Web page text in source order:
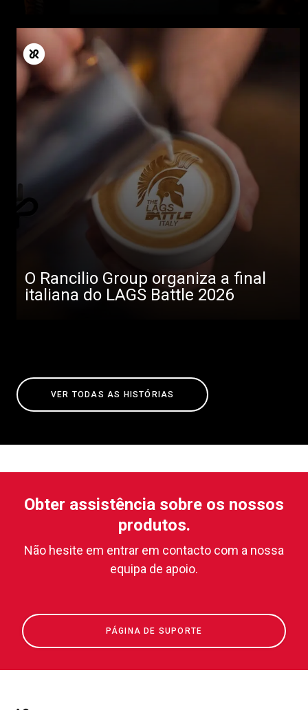
O Rancilio Group organiza a final
italiana do LAGS Battle 2026
VER TODAS AS HISTÓRIAS
Obter assistência sobre os nossos
produtos.
Não hesite em entrar em contacto com a nossa
equipa de apoio.
PÁGINA DE SUPORTE